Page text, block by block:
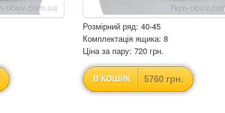
Розмірний ряд: 40-45
Комплектація ящика: 8
Ціна за пару: 720 грн.
В КОШИК 5760 грн.